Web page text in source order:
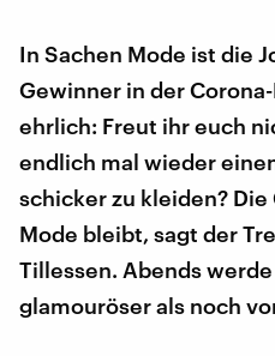
In Sachen Mode ist die
Gewinner in der
ehrlich: Freut ihr euch
endlich mal wieder
schicker zu kleiden?
Mode bleibt, sagt der
Tillessen. Abends
glamouröser als noch